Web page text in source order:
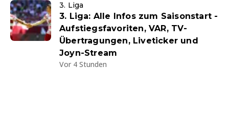
3. Liga
3. Liga: Alle Infos zum Saisonstart -
Aufstiegsfavoriten, VAR, TV-
Übertragungen, Liveticker und
Joyn-Stream
Vor 4 Stunden